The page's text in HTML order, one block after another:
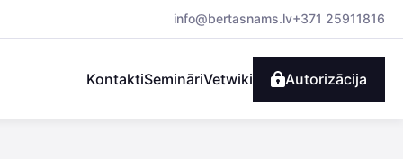
info@bertasnams.lv+371 25911816
KontaktiSemināriVetwiki Autorizācija